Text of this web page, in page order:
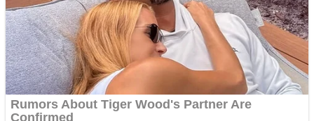
Apartamente 2 camere